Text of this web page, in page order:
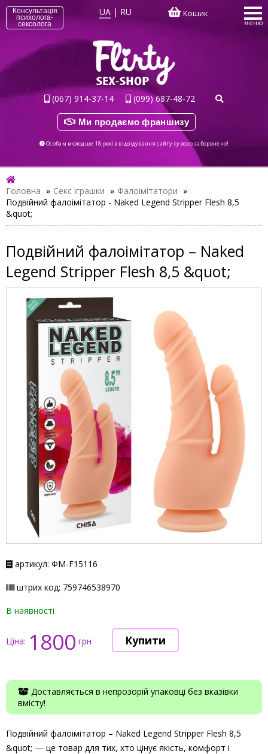
Консультація
психолога-
сексолога
UA | RU Кошик
меню
(067) 914-37-14 (099) 687-48-72
Ми продаємо франшизу
Особам молодше 18 років відвідування сайту суворо заборонено!
Головна » Секс іграшки » Фалоімітатори »
Подвійний фалоімітатор - Naked Legend Stripper Flesh 8,5
&quot;
Подвійний фалоімітатор – Naked
Legend Stripper Flesh 8,5 &quot;
артикул: ФМ-F15116
штрих код: 759746538970
В наявності
Ціна: 1800 грн
Доставляється в непрозорій упаковці без вказівки
вмісту!
Подвійний фалоімітатор – Naked Legend Stripper Flesh 8,5
&quot; — це товар для тих, хто цінує якість, комфорт і